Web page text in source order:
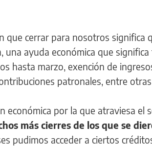
que cerrar para nosotros significa
una ayuda económica que
hasta marzo, exención de
patronales, entre otras
económica por la que atraviesa el
más cierres de los que se
pudimos acceder a ciertos